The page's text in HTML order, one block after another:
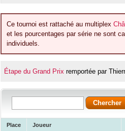
Ce tournoi est rattaché au multiplex
et les pourcentages par série ne sont
individuels.
Étape du Grand Prix remportée par
Place Joueur